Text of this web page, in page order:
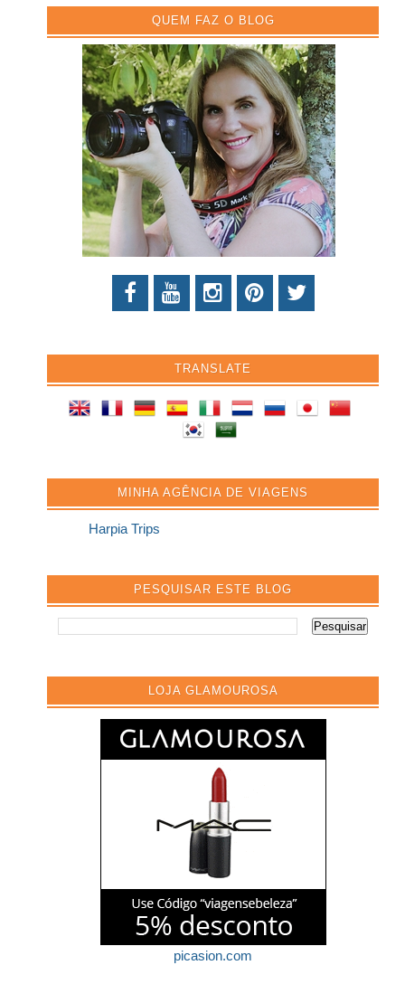
QUEM FAZ O BLOG
TRANSLATE
MINHA AGÊNCIA DE VIAGENS
Harpia Trips
PESQUISAR ESTE BLOG
LOJA GLAMOUROSA
picasion.com